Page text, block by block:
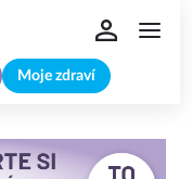
Moje zdraví